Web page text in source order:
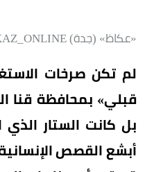
«عكاظ» (جدة) OKAZ_ONLINE@
لم تكن صرخات
قبلي» بمحافظة قنا
بل كانت الستار
أبشع القصص